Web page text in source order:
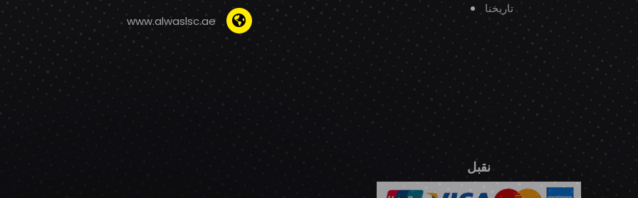
تاريخنا
www.alwaslsc.ae
نقبل